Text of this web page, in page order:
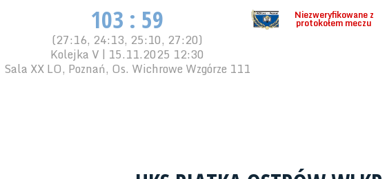
Niezweryfikowane z
protokołem meczu
103 : 59
(27:16, 24:13, 25:10, 27:20)
Kolejka V | 15.11.2025 12:30
Sala XX LO, Poznań, Os. Wichrowe Wzgórze 111